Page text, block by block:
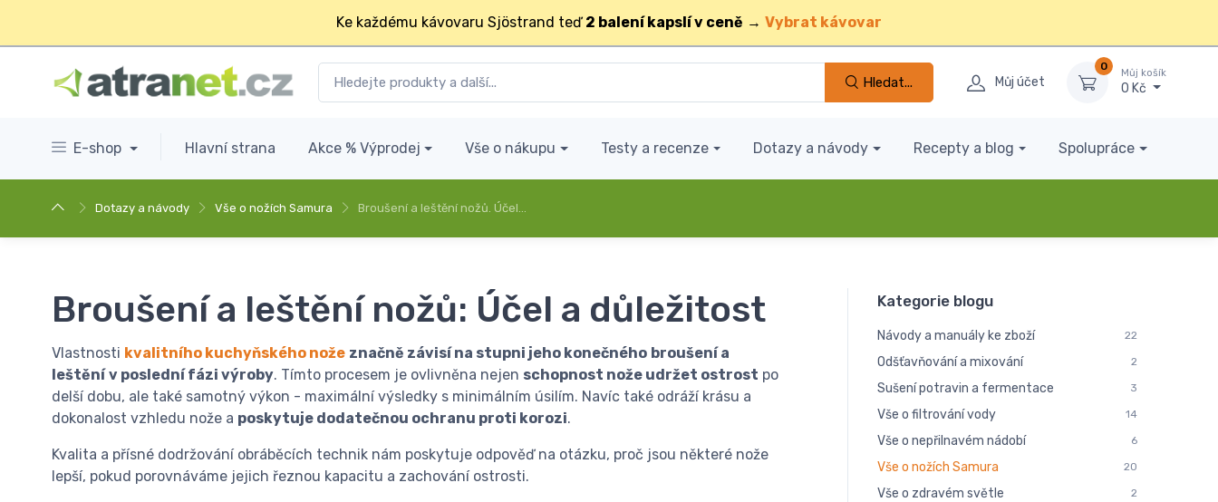
Ke každému kávovaru Sjöstrand teď 2 balení kapslí v ceně → Vybrat kávovar
Hledat... Můj účet
0
Můj košík
0 Kč
E-shop Hlavní strana Akce % Výprodej Vše o nákupu Testy a recenze Dotazy a návody Recepty a blog Spolupráce
Dotazy a návody Vše o nožích Samura Broušení a leštění nožů. Účel…
Broušení a leštění nožů: Účel a důležitost
Vlastnosti kvalitního kuchyňského nože značně závisí na stupni jeho konečného broušení a
leštění v poslední fázi výroby. Tímto procesem je ovlivněna nejen schopnost nože udržet ostrost po
delší dobu, ale také samotný výkon - maximální výsledky s minimálním úsilím. Navíc také odráží krásu a
dokonalost vzhledu nože a poskytuje dodatečnou ochranu proti korozi.
Kvalita a přísné dodržování obráběcích technik nám poskytuje odpověď na otázku, proč jsou některé nože
lepší, pokud porovnáváme jejich řeznou kapacitu a zachování ostrosti.
Kategorie blogu
Návody a manuály ke zboží 22
Odšťavňování a mixování 2
Sušení potravin a fermentace 3
Vše o filtrování vody 14
Vše o nepřilnavém nádobí 6
Vše o nožích Samura 20
Vše o zdravém světle 2